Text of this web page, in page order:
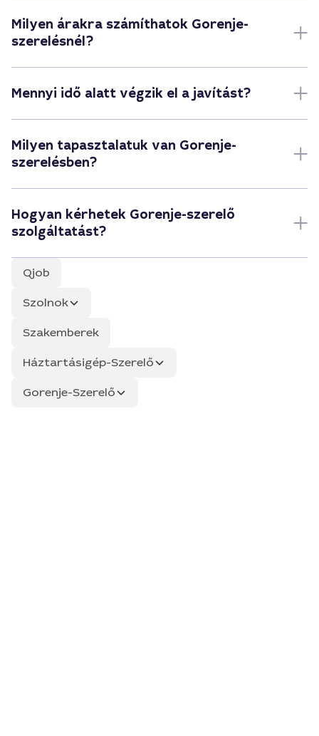
Milyen árakra számíthatok Gorenje-
szerelésnél?
Mennyi idő alatt végzik el a javítást?
Milyen tapasztalatuk van Gorenje-
szerelésben?
Hogyan kérhetek Gorenje-szerelő
szolgáltatást?
Qjob
Szolnok
Szakemberek
Háztartásigép-Szerelő
Gorenje-Szerelő